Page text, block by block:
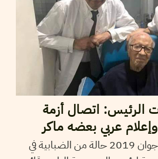
الرئيس: اتصال أزمة
عربي بعضه ماكر
تشهد تونس منذ يوم 27 جوان 2019 حالة من الضبابية في